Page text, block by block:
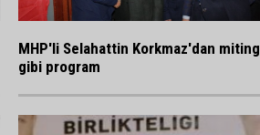
MHP'li Selahattin Korkmaz'dan miting
gibi program